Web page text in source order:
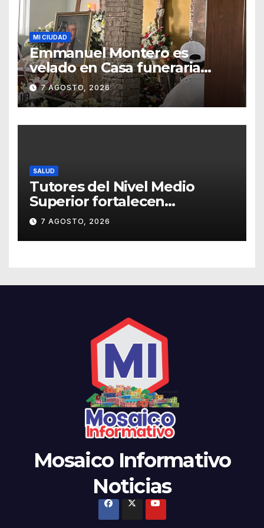
MI CIUDAD
Emmanuel Montero es
velado en Casa funeraria
Forasté
7 AGOSTO, 2026
SALUD
Tutores del Nivel Medio
Superior fortalecen
estrategias para la
prevención de la violencia en
el noviazgo
7 AGOSTO, 2026
Mosaico Informativo
Noticias